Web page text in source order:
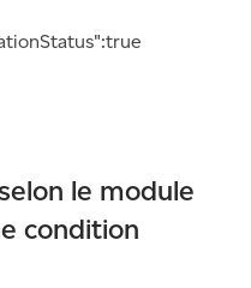
le module
condition